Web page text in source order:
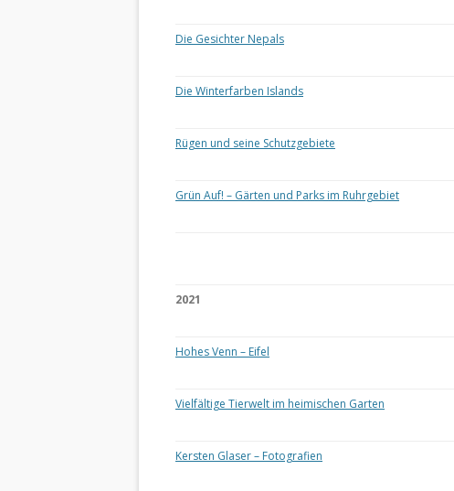
Die Gesichter Nepals
Die Winterfarben Islands
Rügen und seine Schutzgebiete
Grün Auf! – Gärten und Parks im Ruhrgebiet
2021
Hohes Venn – Eifel
Vielfältige Tierwelt im heimischen Garten
Kersten Glaser – Fotografien